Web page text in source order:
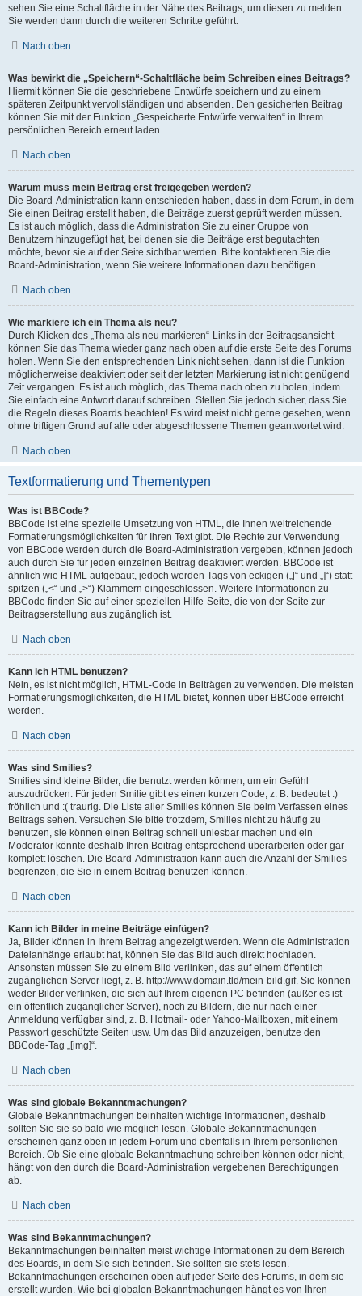
sehen Sie eine Schaltfläche in der Nähe des Beitrags, um diesen zu melden.
Sie werden dann durch die weiteren Schritte geführt.
Nach oben
Was bewirkt die „Speichern“-Schaltfläche beim Schreiben eines Beitrags?
Hiermit können Sie die geschriebene Entwürfe speichern und zu einem
späteren Zeitpunkt vervollständigen und absenden. Den gesicherten Beitrag
können Sie mit der Funktion „Gespeicherte Entwürfe verwalten“ in Ihrem
persönlichen Bereich erneut laden.
Nach oben
Warum muss mein Beitrag erst freigegeben werden?
Die Board-Administration kann entschieden haben, dass in dem Forum, in dem
Sie einen Beitrag erstellt haben, die Beiträge zuerst geprüft werden müssen.
Es ist auch möglich, dass die Administration Sie zu einer Gruppe von
Benutzern hinzugefügt hat, bei denen sie die Beiträge erst begutachten
möchte, bevor sie auf der Seite sichtbar werden. Bitte kontaktieren Sie die
Board-Administration, wenn Sie weitere Informationen dazu benötigen.
Nach oben
Wie markiere ich ein Thema als neu?
Durch Klicken des „Thema als neu markieren“-Links in der Beitragsansicht
können Sie das Thema wieder ganz nach oben auf die erste Seite des Forums
holen. Wenn Sie den entsprechenden Link nicht sehen, dann ist die Funktion
möglicherweise deaktiviert oder seit der letzten Markierung ist nicht genügend
Zeit vergangen. Es ist auch möglich, das Thema nach oben zu holen, indem
Sie einfach eine Antwort darauf schreiben. Stellen Sie jedoch sicher, dass Sie
die Regeln dieses Boards beachten! Es wird meist nicht gerne gesehen, wenn
ohne triftigen Grund auf alte oder abgeschlossene Themen geantwortet wird.
Nach oben
Textformatierung und Thementypen
Was ist BBCode?
BBCode ist eine spezielle Umsetzung von HTML, die Ihnen weitreichende
Formatierungsmöglichkeiten für Ihren Text gibt. Die Rechte zur Verwendung
von BBCode werden durch die Board-Administration vergeben, können jedoch
auch durch Sie für jeden einzelnen Beitrag deaktiviert werden. BBCode ist
ähnlich wie HTML aufgebaut, jedoch werden Tags von eckigen („[“ und „]“) statt
spitzen („<“ und „>“) Klammern eingeschlossen. Weitere Informationen zu
BBCode finden Sie auf einer speziellen Hilfe-Seite, die von der Seite zur
Beitragserstellung aus zugänglich ist.
Nach oben
Kann ich HTML benutzen?
Nein, es ist nicht möglich, HTML-Code in Beiträgen zu verwenden. Die meisten
Formatierungsmöglichkeiten, die HTML bietet, können über BBCode erreicht
werden.
Nach oben
Was sind Smilies?
Smilies sind kleine Bilder, die benutzt werden können, um ein Gefühl
auszudrücken. Für jeden Smilie gibt es einen kurzen Code, z. B. bedeutet :)
fröhlich und :( traurig. Die Liste aller Smilies können Sie beim Verfassen eines
Beitrags sehen. Versuchen Sie bitte trotzdem, Smilies nicht zu häufig zu
benutzen, sie können einen Beitrag schnell unlesbar machen und ein
Moderator könnte deshalb Ihren Beitrag entsprechend überarbeiten oder gar
komplett löschen. Die Board-Administration kann auch die Anzahl der Smilies
begrenzen, die Sie in einem Beitrag benutzen können.
Nach oben
Kann ich Bilder in meine Beiträge einfügen?
Ja, Bilder können in Ihrem Beitrag angezeigt werden. Wenn die Administration
Dateianhänge erlaubt hat, können Sie das Bild auch direkt hochladen.
Ansonsten müssen Sie zu einem Bild verlinken, das auf einem öffentlich
zugänglichen Server liegt, z. B. http://www.domain.tld/mein-bild.gif. Sie können
weder Bilder verlinken, die sich auf Ihrem eigenen PC befinden (außer es ist
ein öffentlich zugänglicher Server), noch zu Bildern, die nur nach einer
Anmeldung verfügbar sind, z. B. Hotmail- oder Yahoo-Mailboxen, mit einem
Passwort geschützte Seiten usw. Um das Bild anzuzeigen, benutze den
BBCode-Tag „[img]“.
Nach oben
Was sind globale Bekanntmachungen?
Globale Bekanntmachungen beinhalten wichtige Informationen, deshalb
sollten Sie sie so bald wie möglich lesen. Globale Bekanntmachungen
erscheinen ganz oben in jedem Forum und ebenfalls in Ihrem persönlichen
Bereich. Ob Sie eine globale Bekanntmachung schreiben können oder nicht,
hängt von den durch die Board-Administration vergebenen Berechtigungen
ab.
Nach oben
Was sind Bekanntmachungen?
Bekanntmachungen beinhalten meist wichtige Informationen zu dem Bereich
des Boards, in dem Sie sich befinden. Sie sollten sie stets lesen.
Bekanntmachungen erscheinen oben auf jeder Seite des Forums, in dem sie
erstellt wurden. Wie bei globalen Bekanntmachungen hängt es von Ihren